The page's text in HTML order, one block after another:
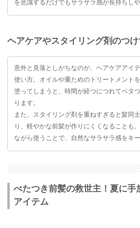
を意識するだけでもサラサラ感が長持ちしや
ヘアケアやスタイリング剤のつ
意外と見落としがちなのが、ヘアケアアイ
使い方。オイルや重ためのトリートメント
塗ってしまうと、時間が経つにつれてベタ
ります。
また、スタイリング剤を重ねすぎると髪同
り、軽やかな前髪が作りにくくなることも
ながら使うことで、自然なサラサラ感をキー
べたつき前髪の救世主！夏に手
アイテム